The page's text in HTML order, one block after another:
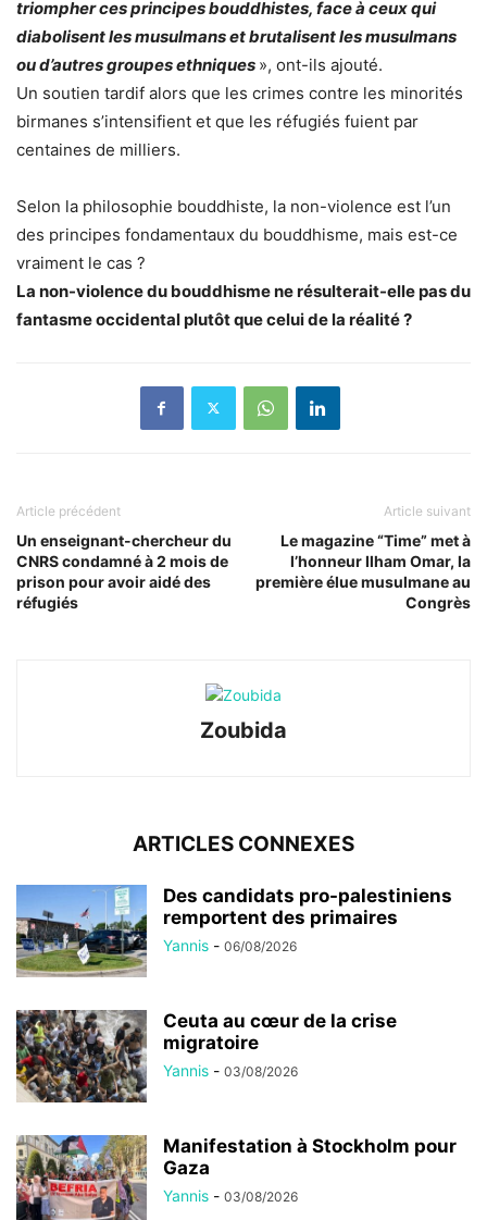
triompher ces principes bouddhistes, face à ceux qui
diabolisent les musulmans et brutalisent les musulmans
ou d’autres groupes ethniques », ont-ils ajouté.
Un soutien tardif alors que les crimes contre les minorités
birmanes s’intensifient et que les réfugiés fuient par
centaines de milliers.
Selon la philosophie bouddhiste, la non-violence est l’un
des principes fondamentaux du bouddhisme, mais est-ce
vraiment le cas ?
La non-violence du bouddhisme ne résulterait-elle pas du
fantasme occidental plutôt que celui de la réalité ?
Article précédent
Un enseignant-chercheur du
CNRS condamné à 2 mois de
prison pour avoir aidé des
réfugiés
Article suivant
Le magazine “Time” met à
l’honneur Ilham Omar, la
première élue musulmane au
Congrès
Zoubida
ARTICLES CONNEXES
Des candidats pro-palestiniens
remportent des primaires
Yannis - 06/08/2026
Ceuta au cœur de la crise
migratoire
Yannis - 03/08/2026
Manifestation à Stockholm pour
Gaza
Yannis - 03/08/2026